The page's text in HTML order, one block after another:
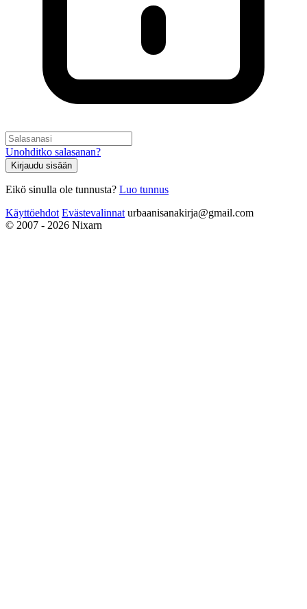
Unohditko salasanan?
Kirjaudu sisään
Eikö sinulla ole tunnusta? Luo tunnus
Käyttöehdot Evästevalinnat urbaanisanakirja@gmail.com
© 2007 - 2026 Nixarn